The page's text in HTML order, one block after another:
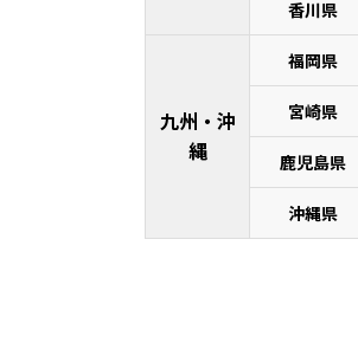
香川県
九州・沖
縄
福岡県
宮崎県
鹿児島県
沖縄県